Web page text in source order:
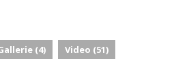
(4) Video (51)